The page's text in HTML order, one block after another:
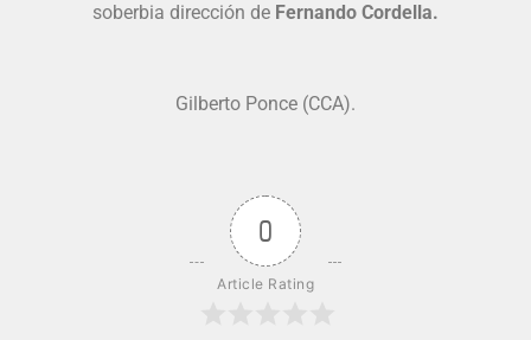
soberbia dirección de Fernando Cordella.
Gilberto Ponce (CCA).
0
Article Rating